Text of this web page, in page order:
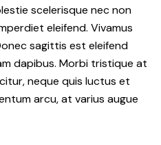
scelerisque nec non
eleifend. Vivamus
sagittis est eleifend
dapibus. Morbi tristique at
neque quis luctus et
arcu, at varius augue